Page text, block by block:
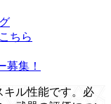
ちら
募集！
キル性能です。必